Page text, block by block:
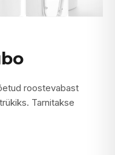
roostevabast
Tarnitakse